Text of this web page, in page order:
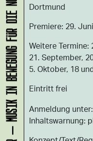
Dortmund
Premiere: 29.
Weitere Termine:
21. September,
5. Oktober, 18
Eintritt frei
Anmeldung unter:
Inhaltswarnung: